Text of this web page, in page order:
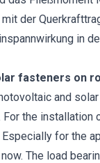
der
in
fasteners on
and
the installation
for the
The load